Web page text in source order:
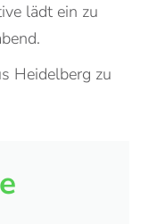
lädt ein zu
Heidelberg zu